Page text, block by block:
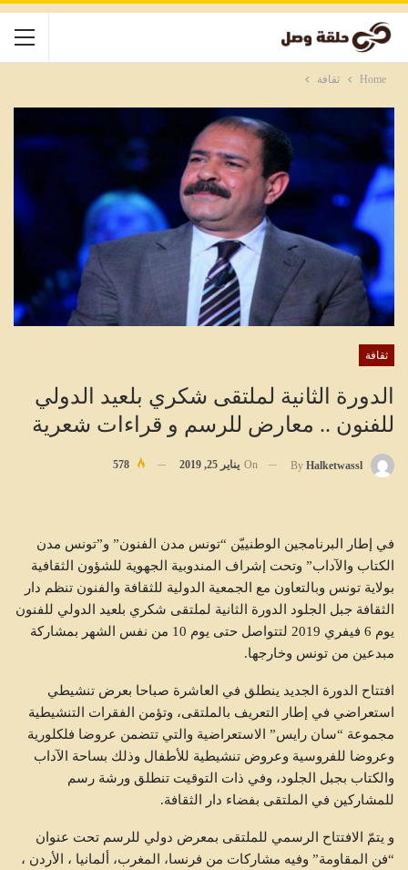
Home ثقافة
ثقافة
الدورة الثانية لملتقى شكري بلعيد الدولي
للفنون .. معارض للرسم و قراءات شعرية
By Halketwassl
On يناير 25, 2019 578
في إطار البرنامجين الوطنييّن “تونس مدن الفنون” و”تونس مدن
الكتاب والآداب” وتحت إشراف المندوبية الجهوية للشؤون الثقافية
بولاية تونس وبالتعاون مع الجمعية الدولية للثقافة والفنون تنظم دار
الثقافة جبل الجلود الدورة الثانية لملتقى شكري بلعيد الدولي للفنون
يوم 6 فيفري 2019 لتتواصل حتى يوم 10 من نفس الشهر بمشاركة
مبدعين من تونس وخارجها.
افتتاح الدورة الجديد ينطلق في العاشرة صباحا بعرض تنشيطي
استعراضي في إطار التعريف بالملتقى، وتؤمن الفقرات التنشيطية
مجموعة “سان رايس” الاستعراضية والتي تتضمن عروضا فلكلورية
وعروضا للفروسية وعروض تنشيطية للأطفال وذلك بساحة الآداب
والكتاب بجبل الجلود، وفي ذات التوقيت تنطلق ورشة رسم
للمشاركين في الملتقى بفضاء دار الثقافة.
و يتمّ الافتتاح الرسمي للملتقى بمعرض دولي للرسم تحت عنوان
“فن المقاومة” وفيه مشاركات من فرنسا، المغرب، ألمانيا ، الأردن ،